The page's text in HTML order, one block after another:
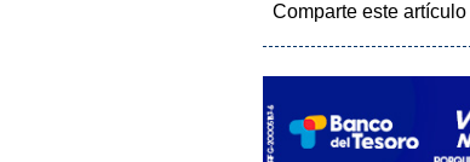
Comparte este artículo